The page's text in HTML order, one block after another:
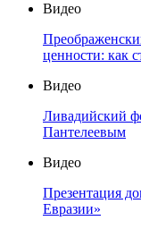
Видео
ценности: как
Видео
Ливадийский
Пантелеевым
Видео
Презентация
Евразии»